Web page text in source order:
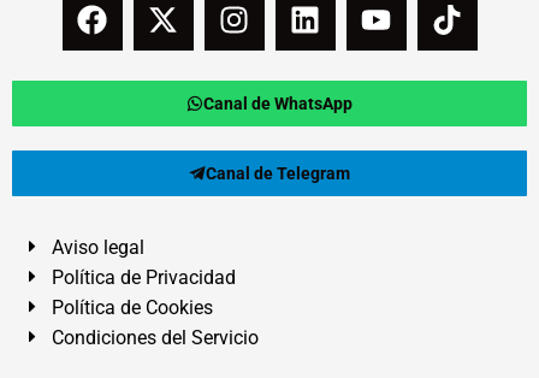
Canal de WhatsApp
Canal de Telegram
Aviso legal
Política de Privacidad
Política de Cookies
Condiciones del Servicio